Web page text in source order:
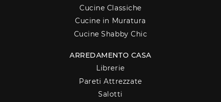
Cucine Classiche
Cucine in Muratura
Cucine Shabby Chic
ARREDAMENTO CASA
Librerie
Pareti Attrezzate
Salotti